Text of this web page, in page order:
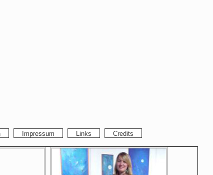
Impressum Links Credits